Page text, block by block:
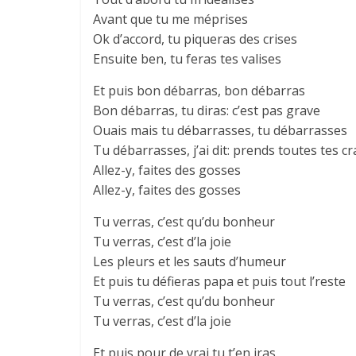
Avant que tu me méprises
Ok d’accord, tu piqueras des crises
Ensuite ben, tu feras tes valises
Et puis bon débarras, bon débarras
Bon débarras, tu diras: c’est pas grave
Ouais mais tu débarrasses, tu débarrasses
Tu débarrasses, j’ai dit: prends toutes tes
Allez-y, faites des gosses
Allez-y, faites des gosses
Tu verras, c’est qu’du bonheur
Tu verras, c’est d’la joie
Les pleurs et les sauts d’humeur
Et puis tu défieras papa et puis tout l’reste
Tu verras, c’est qu’du bonheur
Tu verras, c’est d’la joie